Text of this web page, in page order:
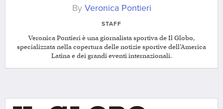
By Veronica Pontieri
STAFF
Veronica Pontieri è una giornalista sportiva de Il Globo,
specializzata nella copertura delle notizie sportive dell’America
Latina e dei grandi eventi internazionali.